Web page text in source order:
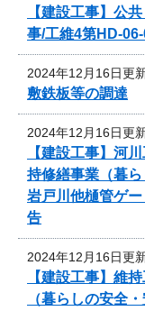
【建設工事】公
事/工維4第HD-
2024年12月16日更
敷鉄板等の調達
2024年12月16日更
【建設工事】河
持修繕事業（暮ら
岩戸川他樋管ゲ
告
2024年12月16日更
【建設工事】維
（暮らしの安全